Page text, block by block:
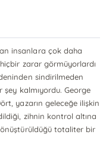
insanlara çok daha
zarar görmüyorlardı
sindirilmeden
kalmıyordu. George
yazarın geleceğe ilişkin
zihnin kontrol altına
totaliter bir